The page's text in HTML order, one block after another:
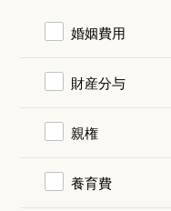
婚姻費用
財産分与
親権
養育費